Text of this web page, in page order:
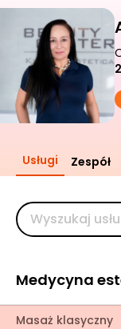
Usługi Zespół
Medycyna
Masaż klasyczny